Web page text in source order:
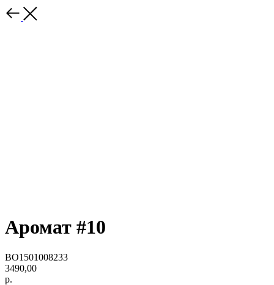
Аромат #10
BO1501008233
3490,00
р.